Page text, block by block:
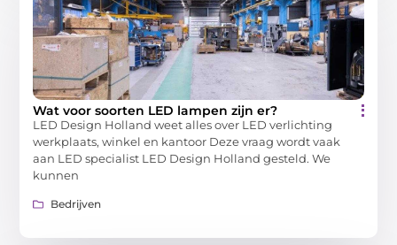
Wat voor soorten LED lampen zijn er?
LED Design Holland weet alles over LED verlichting
werkplaats, winkel en kantoor Deze vraag wordt vaak
aan LED specialist LED Design Holland gesteld. We
kunnen
Bedrijven